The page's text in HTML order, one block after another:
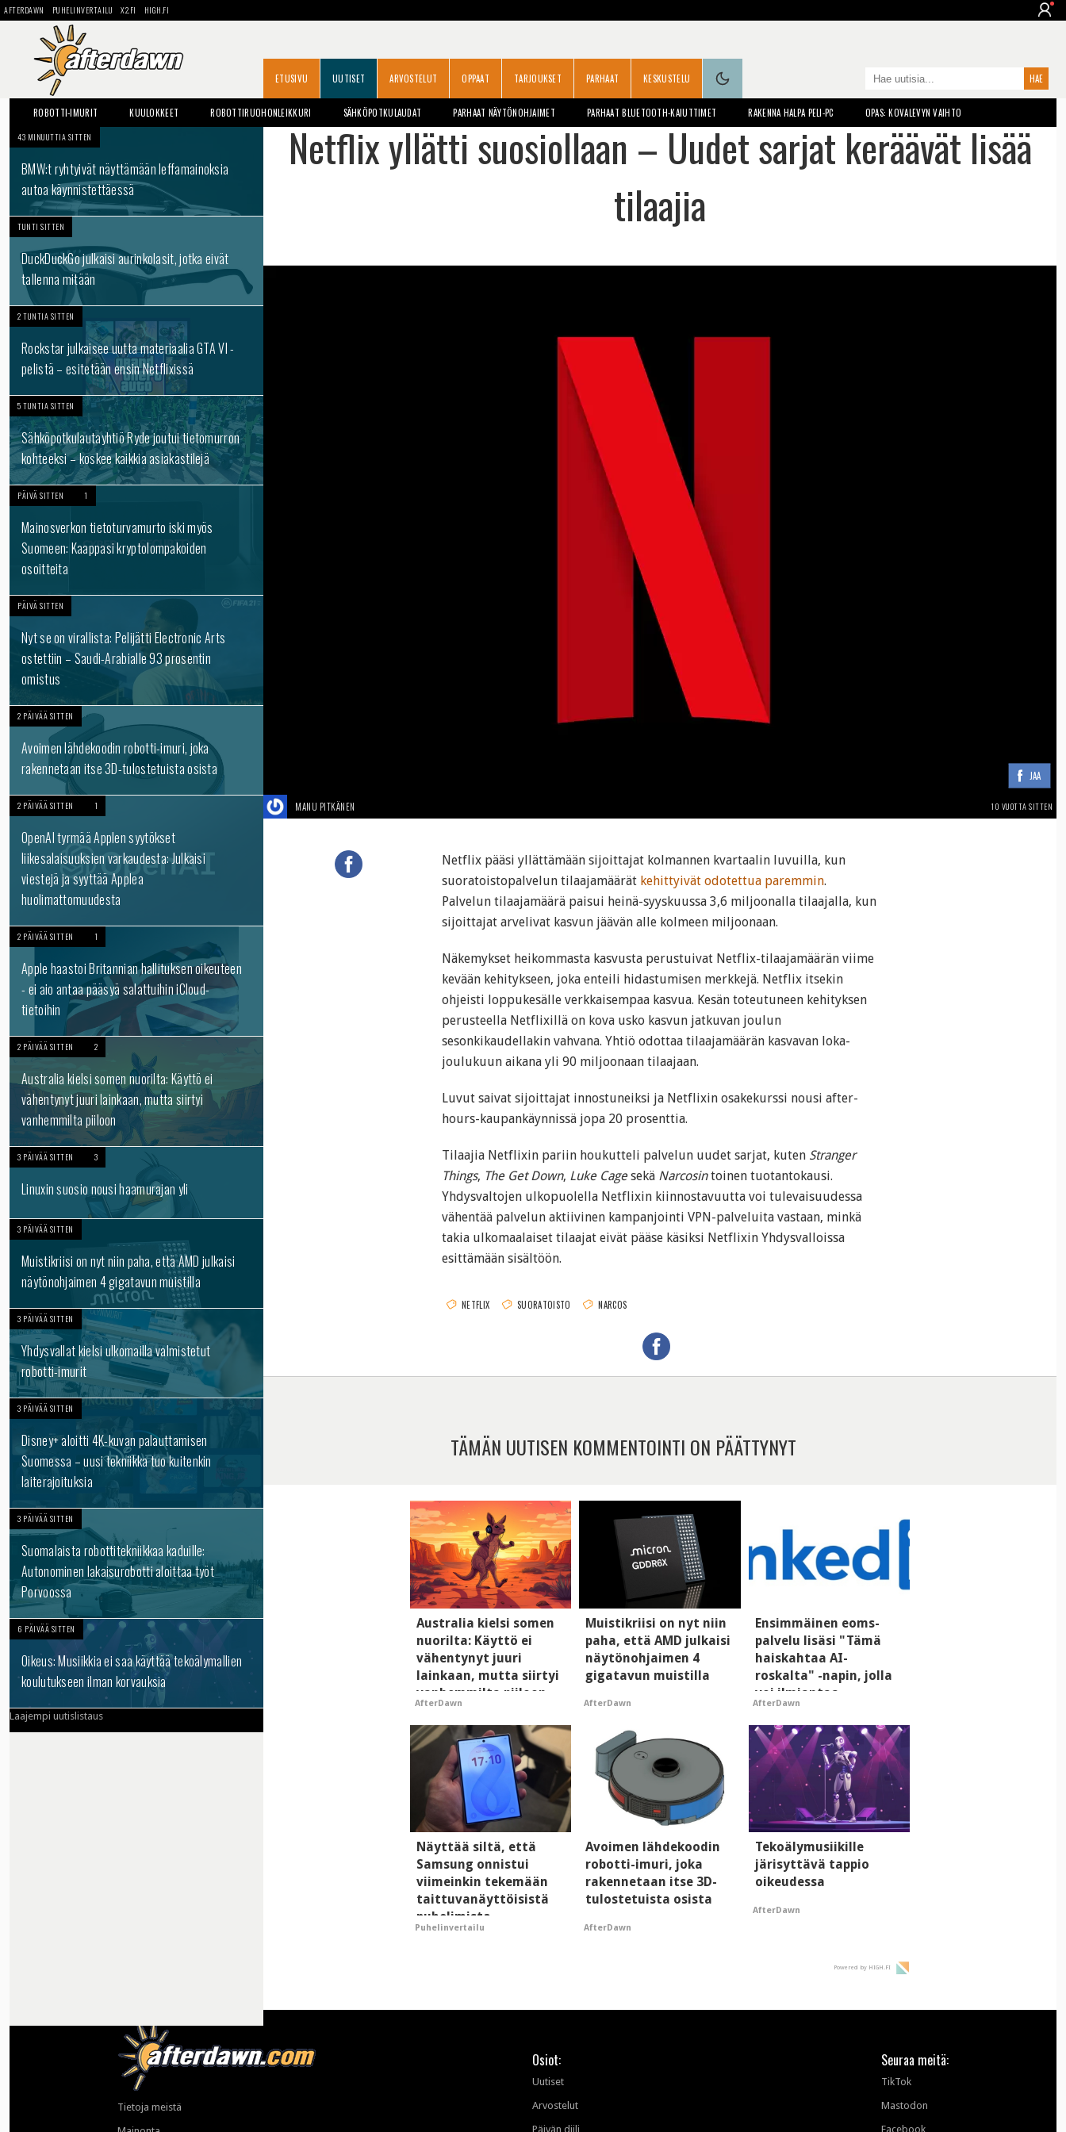
AFTERDAWN PUHELINVERTAILU X2.FI HIGH.FI
ETUSIVU UUTISET ARVOSTELUT OPPAAT TARJOUKSET PARHAAT KESKUSTELU
ROBOTTI-IMURIT KUULOKKEET ROBOTTIRUOHONLEIKKURI SÄHKÖPOTKULAUDAT PARHAAT NÄYTÖNOHJAIMET PARHAAT BLUETOOTH-KAIUTTIMET RAKENNA HALPA PELI-PC OPAS: KOVALEVYN VAIHTO
43 MINUUTTIA SITTEN
BMW:t ryhtyivät näyttämään leffamainoksia
autoa käynnistettäessä
TUNTI SITTEN
DuckDuckGo julkaisi aurinkolasit, jotka eivät
tallenna mitään
2 TUNTIA SITTEN
Rockstar julkaisee uutta materiaalia GTA VI -
pelistä – esitetään ensin Netflixissä
5 TUNTIA SITTEN
Sähköpotkulautayhtiö Ryde joutui tietomurron
kohteeksi – koskee kaikkia asiakastilejä
PÄIVÄ SITTEN 1
Mainosverkon tietoturvamurto iski myös
Suomeen: Kaappasi kryptolompakoiden
osoitteita
PÄIVÄ SITTEN
Nyt se on virallista: Pelijätti Electronic Arts
ostettiin – Saudi-Arabialle 93 prosentin
omistus
2 PÄIVÄÄ SITTEN
Avoimen lähdekoodin robotti-imuri, joka
rakennetaan itse 3D-tulostetuista osista
2 PÄIVÄÄ SITTEN 1
OpenAI tyrmää Applen syytökset
liikesalaisuuksien varkaudesta: Julkaisi
viestejä ja syyttää Applea
huolimattomuudesta
2 PÄIVÄÄ SITTEN 1
Apple haastoi Britannian hallituksen oikeuteen
- ei aio antaa pääsyä salattuihin iCloud-
tietoihin
2 PÄIVÄÄ SITTEN 2
Australia kielsi somen nuorilta: Käyttö ei
vähentynyt juuri lainkaan, mutta siirtyi
vanhemmilta piiloon
3 PÄIVÄÄ SITTEN 3
Linuxin suosio nousi haamurajan yli
3 PÄIVÄÄ SITTEN
Muistikriisi on nyt niin paha, että AMD julkaisi
näytönohjaimen 4 gigatavun muistilla
3 PÄIVÄÄ SITTEN
Yhdysvallat kielsi ulkomailla valmistetut
robotti-imurit
3 PÄIVÄÄ SITTEN
Disney+ aloitti 4K-kuvan palauttamisen
Suomessa – uusi tekniikka tuo kuitenkin
laiterajoituksia
3 PÄIVÄÄ SITTEN
Suomalaista robottitekniikkaa kaduille:
Autonominen lakaisurobotti aloittaa työt
Porvoossa
6 PÄIVÄÄ SITTEN
Oikeus: Musiikkia ei saa käyttää tekoälymallien
koulutukseen ilman korvauksia
Laajempi uutislistaus
Netflix yllätti suosiollaan – Uudet sarjat keräävät lisää
tilaajia
JAA
MANU PITKÄNEN 10 VUOTTA SITTEN
Netflix pääsi yllättämään sijoittajat kolmannen kvartaalin luvuilla, kun
suoratoistopalvelun tilaajamäärät kehittyivät odotettua paremmin.
Palvelun tilaajamäärä paisui heinä-syyskuussa 3,6 miljoonalla tilaajalla, kun
sijoittajat arvelivat kasvun jäävän alle kolmeen miljoonaan.
Näkemykset heikommasta kasvusta perustuivat Netflix-tilaajamäärän viime
kevään kehitykseen, joka enteili hidastumisen merkkejä. Netflix itsekin
ohjeisti loppukesälle verkkaisempaa kasvua. Kesän toteutuneen kehityksen
perusteella Netflixillä on kova usko kasvun jatkuvan joulun
sesonkikaudellakin vahvana. Yhtiö odottaa tilaajamäärän kasvavan loka-
joulukuun aikana yli 90 miljoonaan tilaajaan.
Luvut saivat sijoittajat innostuneiksi ja Netflixin osakekurssi nousi after-
hours-kaupankäynnissä jopa 20 prosenttia.
Tilaajia Netflixin pariin houkutteli palvelun uudet sarjat, kuten Stranger
Things, The Get Down, Luke Cagesekä Narcosintoinen tuotantokausi.
Yhdysvaltojen ulkopuolella Netflixin kiinnostavuutta voi tulevaisuudessa
vähentää palvelun aktiivinen kampanjointi VPN-palveluita vastaan, minkä
takia ulkomaalaiset tilaajat eivät pääse käsiksi Netflixin Yhdysvalloissa
esittämään sisältöön.
NETFLIX SUORATOISTO NARCOS
TÄMÄN UUTISEN KOMMENTOINTI ON PÄÄTTYNYT
Australia kielsi somen
nuorilta: Käyttö ei
vähentynyt juuri
lainkaan, mutta siirtyi
vanhemmilta piiloon
AfterDawn
Muistikriisi on nyt niin
paha, että AMD julkaisi
näytönohjaimen 4
gigatavun muistilla
AfterDawn
Ensimmäinen eoms-
palvelu lisäsi "Tämä
haiskahtaa AI-
roskalta" -napin, jolla
voi ilmiantaa
tekoälytauhkan
AfterDawn
Näyttää siltä, että
Samsung onnistui
viimeinkin tekemään
taittuvanäyttöisistä
puhelimista
supersuosittuja
Puhelinvertailu
Avoimen lähdekoodin
robotti-imuri, joka
rakennetaan itse 3D-
tulostetuista osista
AfterDawn
Tekoälymusiikille
järisyttävä tappio
oikeudessa
AfterDawn
Powered by HIGH.FI
Tietoja meistä
Osiot:
Uutiset
Arvostelut
Päivän diili
Seuraa meitä:
TikTok
Mastodon
Facebook